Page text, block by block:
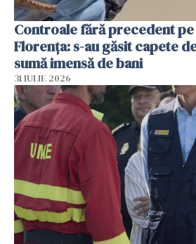
Controale fără precedent
Florența: s-au găsit capete
sumă imensă de bani
31 IULIE 2026